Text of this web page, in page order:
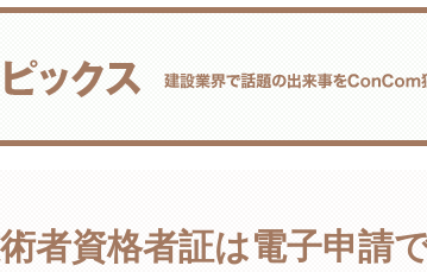
者資格者証は電子申請